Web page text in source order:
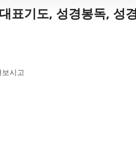
표기도, 성경봉독, 성
시고